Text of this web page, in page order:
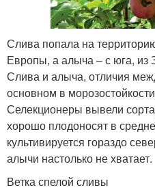
Слива попала на
Европы, а алыча – с юга, из
Слива и алыча, отличия
основном в
Селекционеры вывели
хорошо плодоносят в
культивируется гораздо
алычи настолько не хватает.
Ветка спелой сливы